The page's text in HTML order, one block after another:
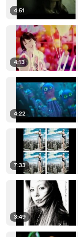
4:51
4:13
4:22
7:33
3:49